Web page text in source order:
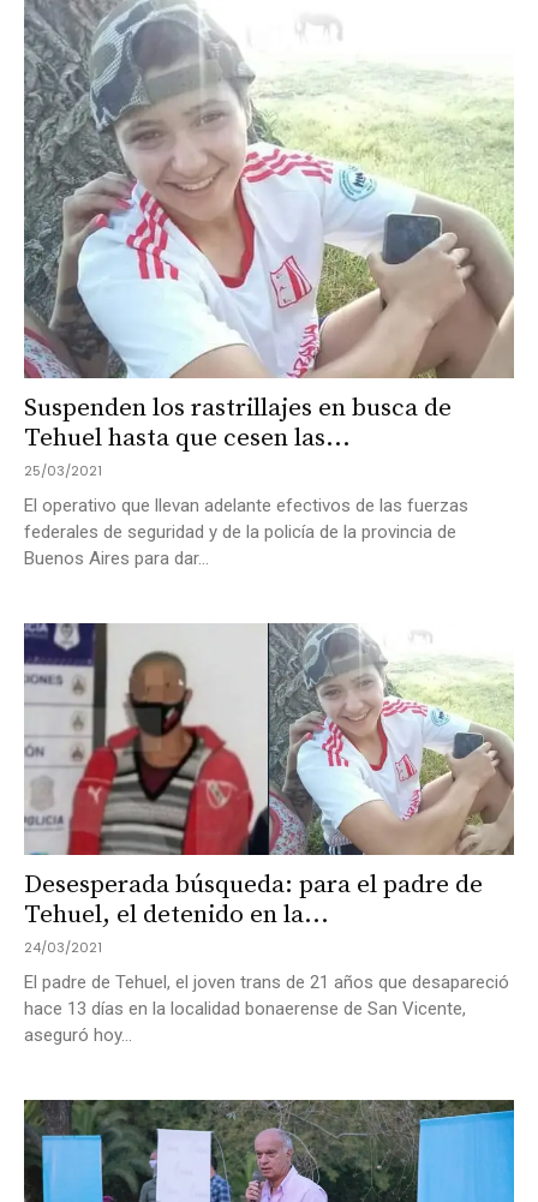
Suspenden los rastrillajes en busca de
Tehuel hasta que cesen las...
25/03/2021
El operativo que llevan adelante efectivos de las fuerzas
federales de seguridad y de la policía de la provincia de
Buenos Aires para dar...
Desesperada búsqueda: para el padre de
Tehuel, el detenido en la...
24/03/2021
El padre de Tehuel, el joven trans de 21 años que desapareció
hace 13 días en la localidad bonaerense de San Vicente,
aseguró hoy...